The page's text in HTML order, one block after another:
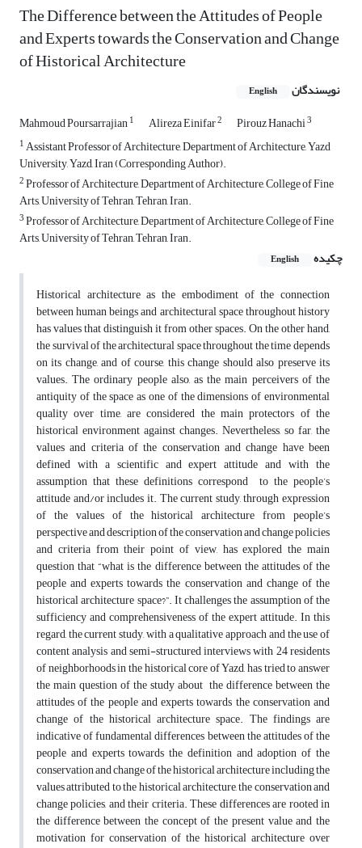
The Difference between the Attitudes of People
and Experts towards the Conservation and Change
of Historical Architecture
نویسندگان English
Mahmoud Poursarrajian1 Alireza Einifar2 Pirouz Hanachi3
1Assistant Professor of Architecture, Department of Architecture, Yazd
University, Yazd, Iran (Corresponding Author).
2Professor of Architecture, Department of Architecture, College of Fine
Arts, University of Tehran, Tehran, Iran.
3Professor of Architecture, Department of Architecture, College of Fine
Arts, University of Tehran, Tehran, Iran.
چکیده
English
Historical architecture as the embodiment of the connection
between human beings and architectural space throughout history
has values that distinguish it from other spaces. On the other hand,
the survival of the architectural space throughout the time depends
on its change, and of course, this change should also preserve its
values. The ordinary people also, as the main perceivers of the
antiquity of the space as one of the dimensions of environmental
quality over time, are considered the main protectors of the
historical environment against changes. Nevertheless, so far, the
values and criteria of the conservation and change have been
defined with a scientific and expert attitude and with the
assumption that these definitions correspond to the people’s
attitude and/or includes it. The current study, through expression
of the values of the historical architecture from people’s
perspective and description of the conservation and change policies
and criteria from their point of view, has explored the main
question that “what is the difference between the attitudes of the
people and experts towards the conservation and change of the
historical architecture space?”. It challenges the assumption of the
sufficiency and comprehensiveness of the expert attitude. In this
regard, the current study, with a qualitative approach and the use of
content analysis and semi-structured interviews with 24 residents
of neighborhoods in the historical core of Yazd, has tried to answer
the main question of the study about the difference between the
attitudes of the people and experts towards the conservation and
change of the historical architecture space. The findings are
indicative of fundamental differences between the attitudes of the
people and experts towards the definition and adoption of the
conservation and change of the historical architecture including the
values attributed to the historical architecture, the conservation and
change policies, and their criteria. These differences are rooted in
the difference between the concept of the present value and the
motivation for conservation of the historical architecture over